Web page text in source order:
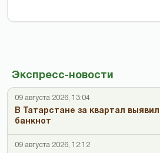
Экспресс-новости
09 августа 2026, 13:04
В Татарстане за квартал
банкнот
09 августа 2026, 12:12